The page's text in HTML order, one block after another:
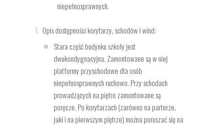
niepełnosprawnych.
Opis dostępności korytarzy, schodów i wind:
Stara część budynku szkoły jest
dwukondygnacyjna. Zamontowane są w niej
platformy przyschodowe dla osób
niepełnosprawnych ruchowo. Przy schodach
prowadzących na piętro zamontowane są
poręcze. Po korytarzach (zarówno na parterze,
jaki i na pierwszym piętrze) można poruszać się na